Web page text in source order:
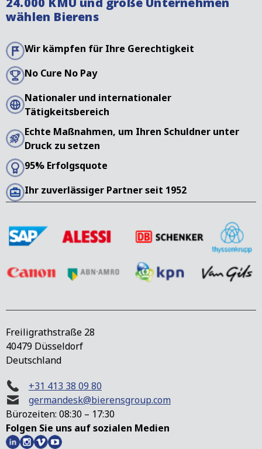
Ermittlungen ab. Ihr Schuldner wird von einem
telefonisch kontaktiert.
wählen Bierens
Wir kämpfen für Ihre Gerechtigkeit
No Cure No Pay
Nationaler und internationaler
Tätigkeitsbereich
Echte Maßnahmen, um Ihren Schuldner unter
Druck zu setzen
95% Erfolgsquote
Ihr zuverlässiger Partner seit 1952
Freiligrathstraße 28
40479 Düsseldorf
Deutschland
+31 413 38 09 80
germandesk@bierensgroup.com
Bürozeiten: 08:30 – 17:30
Folgen Sie uns auf sozialen Medien